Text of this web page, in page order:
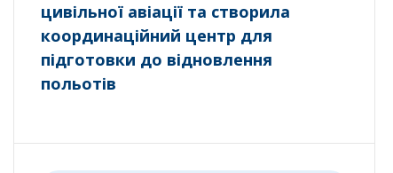
цивільної авіації та створила
координаційний центр для
підготовки до відновлення
польотів